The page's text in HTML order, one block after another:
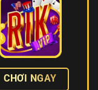
CHƠI NGAY